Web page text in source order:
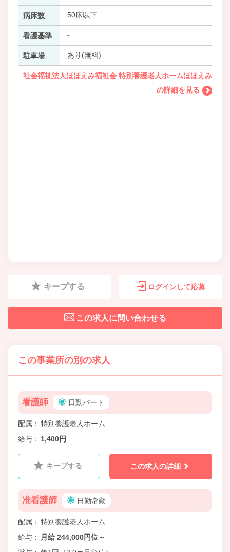
病床数 50床以下
看護基準 -
駐車場 あり(無料)
社会福祉法人ほほえみ福祉会 特別養護老人ホームほほえみ
の詳細を見る
キープする ログインして応募
この求人に問い合わせる
この事業所の別の求人
看護師 日勤パート
配属
特別養護老人ホーム
給与
1,400円
キープする この求人の詳細
准看護師 日勤常勤
配属
特別養護老人ホーム
給与
月給 244,000円位～